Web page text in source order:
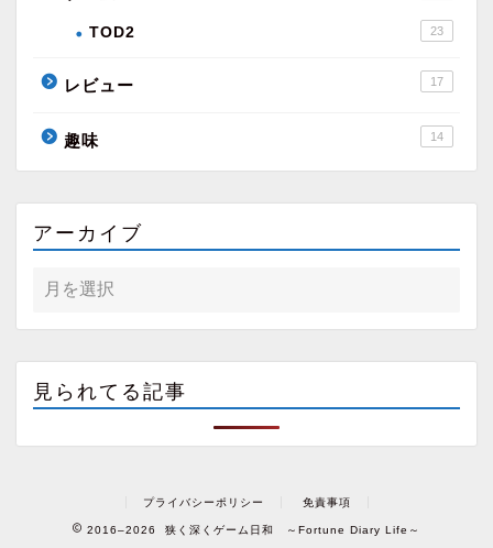
TOD2 23
レビュー 17
趣味 14
アーカイブ
見られてる記事
プライバシーポリシー 免責事項
2016–2026 狭く深くゲーム日和 ～Fortune Diary Life～